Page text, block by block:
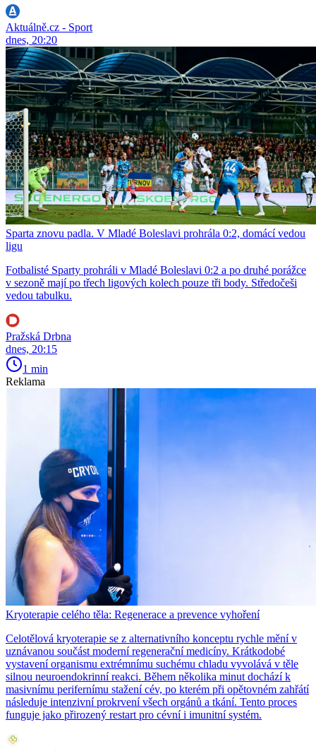
Aktuálně.cz - Sport
dnes, 20:20
Sparta znovu padla. V Mladé Boleslavi prohrála 0:2, domácí vedou
ligu
Fotbalisté Sparty prohráli v Mladé Boleslavi 0:2 a po druhé porážce
v sezoně mají po třech ligových kolech pouze tři body. Středočeši
vedou tabulku.
Pražská Drbna
dnes, 20:15
1 min
Reklama
Kryoterapie celého těla: Regenerace a prevence vyhoření
Celotělová kryoterapie se z alternativního konceptu rychle mění v
uznávanou součást moderní regenerační medicíny. Krátkodobé
vystavení organismu extrémnímu suchému chladu vyvolává v těle
silnou neuroendokrinní reakci. Během několika minut dochází k
masivnímu perifernímu stažení cév, po kterém při opětovném zahřátí
následuje intenzivní prokrvení všech orgánů a tkání. Tento proces
funguje jako přirozený restart pro cévní i imunitní systém.